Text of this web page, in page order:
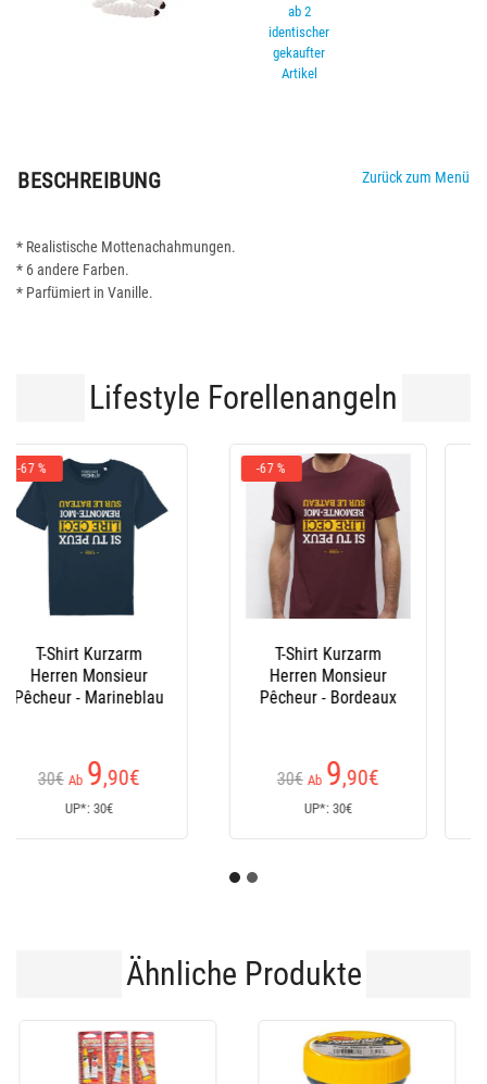
ab 2
identischer
gekaufter
Artikel
BESCHREIBUNG Zurück zum Menü
* Realistische Mottenachahmungen.
* 6 andere Farben.
* Parfümiert in Vanille.
Lifestyle Forellenangeln
Oberschenkel Ragot
Neoprene-Lined
Rubber Hip Waders
Kundenrezensionen)
Ab 91,70
UP*: 91,70€
-10 %
Stiefel Le Chameau
Kundenrezensionen)
170€ Ab 152
UP*: 170€
Ähnliche Produkte